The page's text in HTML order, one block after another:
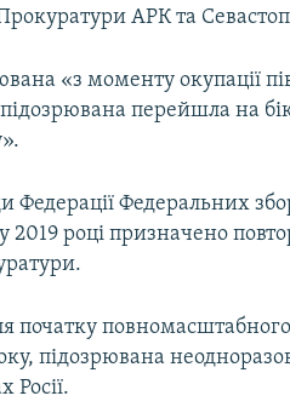
АРК та
«з моменту окупації
перейшла на
Федеральних
2019 році призначено
початку повномасштабного
підозрювана
Росії.